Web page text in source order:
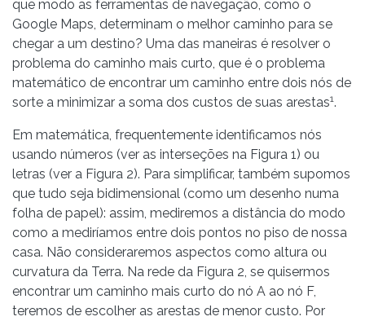
que modo as ferramentas de navegação, como o
Google Maps, determinam o melhor caminho para se
chegar a um destino? Uma das maneiras é resolver o
problema do caminho mais curto, que é o problema
matemático de encontrar um caminho entre dois nós de
sorte a minimizar a soma dos custos de suas arestas1.
Em matemática, frequentemente identificamos nós
usando números (ver as interseções na Figura 1) ou
letras (ver a Figura 2). Para simplificar, também supomos
que tudo seja bidimensional (como um desenho numa
folha de papel): assim, mediremos a distância do modo
como a mediríamos entre dois pontos no piso de nossa
casa. Não consideraremos aspectos como altura ou
curvatura da Terra. Na rede da Figura 2, se quisermos
encontrar um caminho mais curto do nó A ao nó F,
teremos de escolher as arestas de menor custo. Por